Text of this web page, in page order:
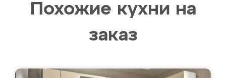
Похожие кухни на
заказ